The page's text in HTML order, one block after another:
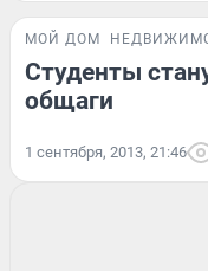
МОЙ ДОМ
Студенты
общаги
1 сентября, 2013, 21:46